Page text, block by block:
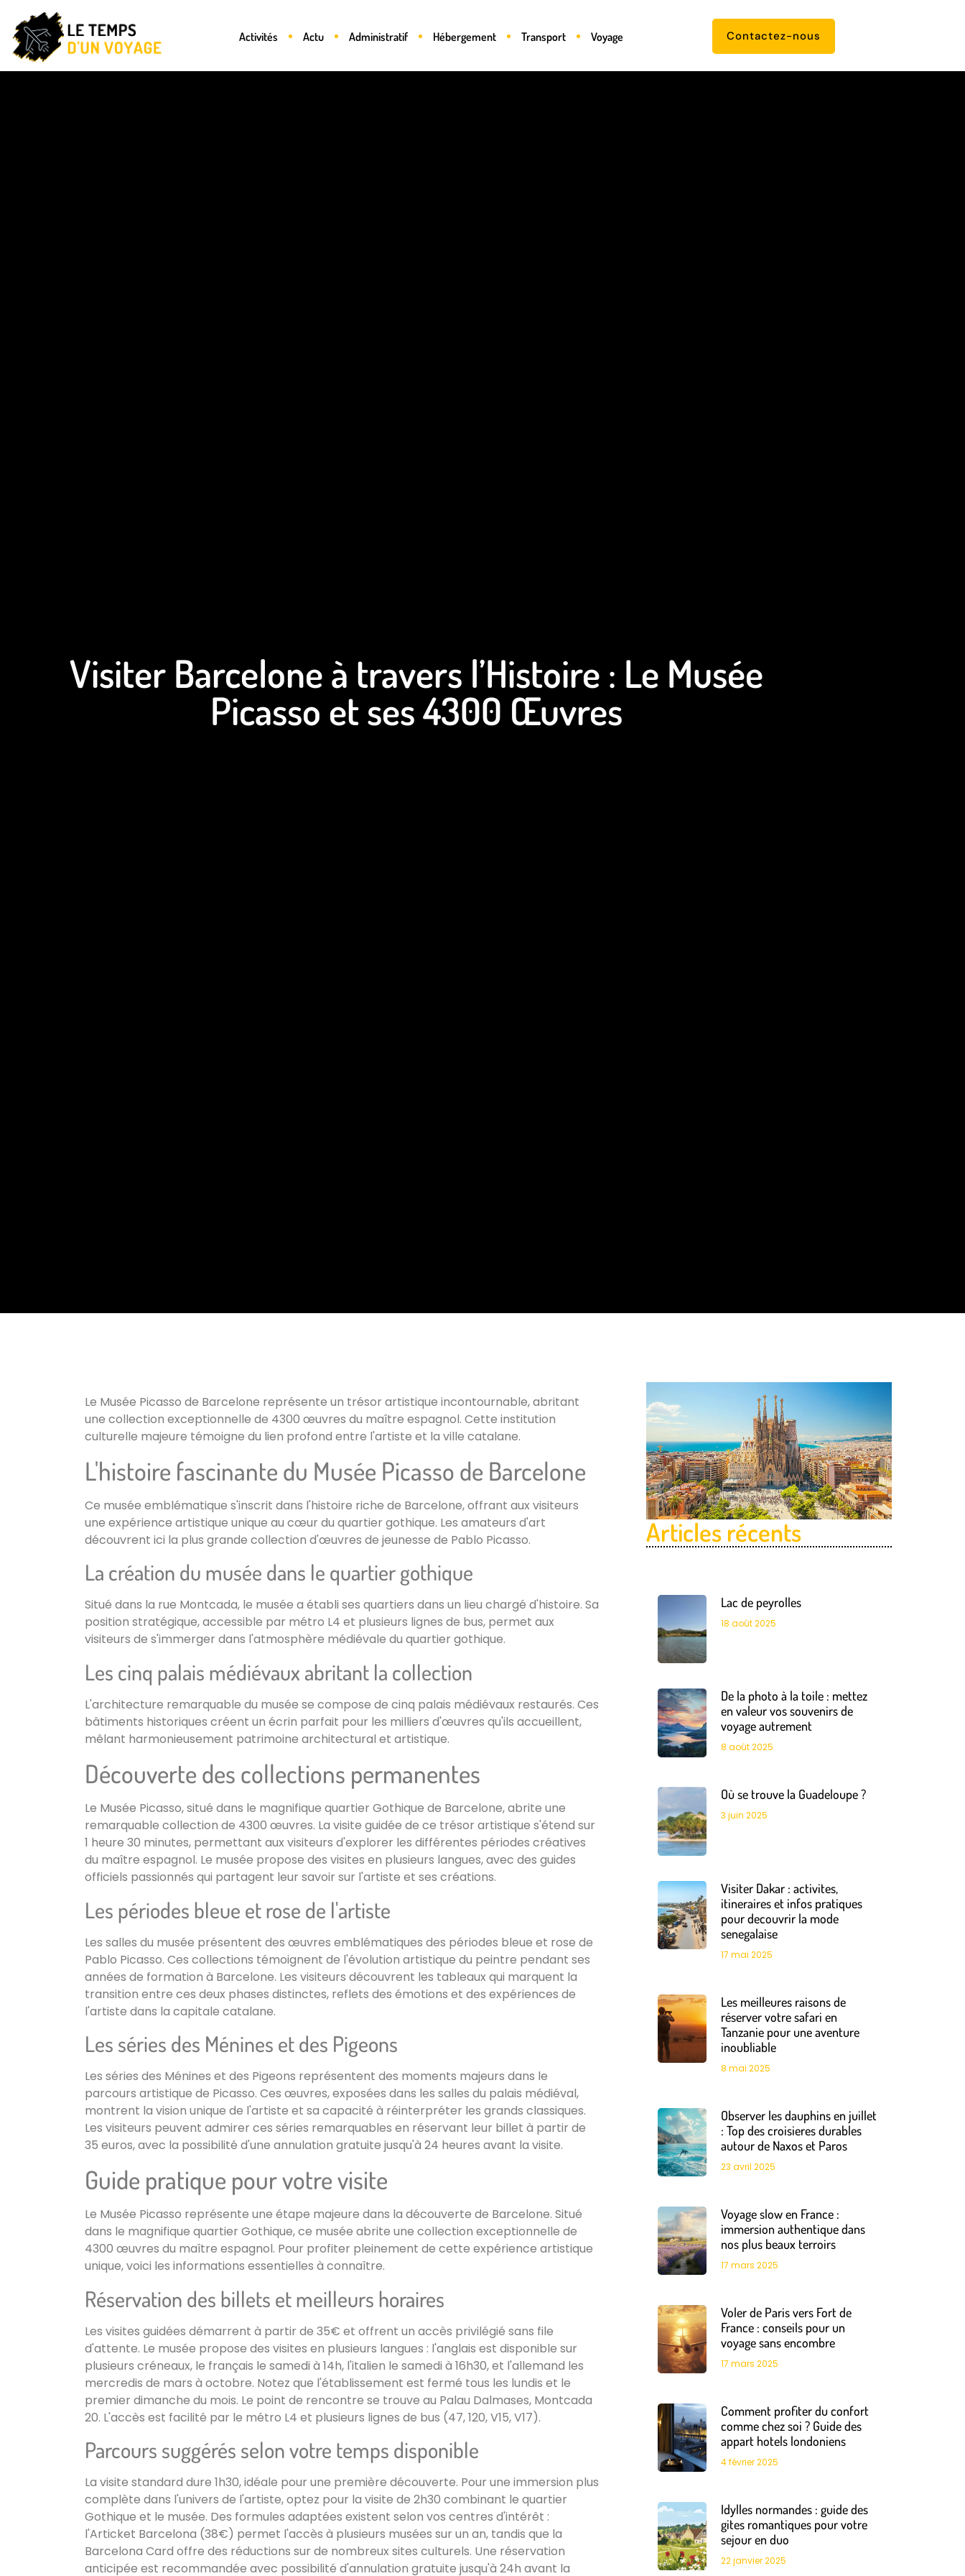
Activités Actu Administratif Hébergement Transport Voyage Contactez-nous
Visiter Barcelone à travers l’Histoire : Le Musée
Picasso et ses 4300 Œuvres
Le Musée Picasso de Barcelone représente un trésor artistique incontournable, abritant
une collection exceptionnelle de 4300 œuvres du maître espagnol. Cette institution
culturelle majeure témoigne du lien profond entre l'artiste et la ville catalane.
L'histoire fascinante du Musée Picasso de Barcelone
Ce musée emblématique s'inscrit dans l'histoire riche de Barcelone, offrant aux visiteurs
une expérience artistique unique au cœur du quartier gothique. Les amateurs d'art
découvrent ici la plus grande collection d'œuvres de jeunesse de Pablo Picasso.
La création du musée dans le quartier gothique
Situé dans la rue Montcada, le musée a établi ses quartiers dans un lieu chargé d'histoire. Sa
position stratégique, accessible par métro L4 et plusieurs lignes de bus, permet aux
visiteurs de s'immerger dans l'atmosphère médiévale du quartier gothique.
Les cinq palais médiévaux abritant la collection
L'architecture remarquable du musée se compose de cinq palais médiévaux restaurés. Ces
bâtiments historiques créent un écrin parfait pour les milliers d'œuvres qu'ils accueillent,
mêlant harmonieusement patrimoine architectural et artistique.
Découverte des collections permanentes
Le Musée Picasso, situé dans le magnifique quartier Gothique de Barcelone, abrite une
remarquable collection de 4300 œuvres. La visite guidée de ce trésor artistique s'étend sur
1 heure 30 minutes, permettant aux visiteurs d'explorer les différentes périodes créatives
du maître espagnol. Le musée propose des visites en plusieurs langues, avec des guides
officiels passionnés qui partagent leur savoir sur l'artiste et ses créations.
Les périodes bleue et rose de l'artiste
Les salles du musée présentent des œuvres emblématiques des périodes bleue et rose de
Pablo Picasso. Ces collections témoignent de l'évolution artistique du peintre pendant ses
années de formation à Barcelone. Les visiteurs découvrent les tableaux qui marquent la
transition entre ces deux phases distinctes, reflets des émotions et des expériences de
l'artiste dans la capitale catalane.
Les séries des Ménines et des Pigeons
Les séries des Ménines et des Pigeons représentent des moments majeurs dans le
parcours artistique de Picasso. Ces œuvres, exposées dans les salles du palais médiéval,
montrent la vision unique de l'artiste et sa capacité à réinterpréter les grands classiques.
Les visiteurs peuvent admirer ces séries remarquables en réservant leur billet à partir de
35 euros, avec la possibilité d'une annulation gratuite jusqu'à 24 heures avant la visite.
Guide pratique pour votre visite
Le Musée Picasso représente une étape majeure dans la découverte de Barcelone. Situé
dans le magnifique quartier Gothique, ce musée abrite une collection exceptionnelle de
4300 œuvres du maître espagnol. Pour profiter pleinement de cette expérience artistique
unique, voici les informations essentielles à connaître.
Réservation des billets et meilleurs horaires
Les visites guidées démarrent à partir de 35€ et offrent un accès privilégié sans file
d'attente. Le musée propose des visites en plusieurs langues : l'anglais est disponible sur
plusieurs créneaux, le français le samedi à 14h, l'italien le samedi à 16h30, et l'allemand les
mercredis de mars à octobre. Notez que l'établissement est fermé tous les lundis et le
premier dimanche du mois. Le point de rencontre se trouve au Palau Dalmases, Montcada
20. L'accès est facilité par le métro L4 et plusieurs lignes de bus (47, 120, V15, V17).
Parcours suggérés selon votre temps disponible
La visite standard dure 1h30, idéale pour une première découverte. Pour une immersion plus
complète dans l'univers de l'artiste, optez pour la visite de 2h30 combinant le quartier
Gothique et le musée. Des formules adaptées existent selon vos centres d'intérêt :
l'Articket Barcelona (38€) permet l'accès à plusieurs musées sur un an, tandis que la
Barcelona Card offre des réductions sur de nombreux sites culturels. Une réservation
anticipée est recommandée avec possibilité d'annulation gratuite jusqu'à 24h avant la
Articles récents
Lac de peyrolles
18 août 2025
De la photo à la toile : mettez
en valeur vos souvenirs de
voyage autrement
8 août 2025
Où se trouve la Guadeloupe ?
3 juin 2025
Visiter Dakar : activites,
itineraires et infos pratiques
pour decouvrir la mode
senegalaise
17 mai 2025
Les meilleures raisons de
réserver votre safari en
Tanzanie pour une aventure
inoubliable
8 mai 2025
Observer les dauphins en juillet
: Top des croisieres durables
autour de Naxos et Paros
23 avril 2025
Voyage slow en France :
immersion authentique dans
nos plus beaux terroirs
17 mars 2025
Voler de Paris vers Fort de
France : conseils pour un
voyage sans encombre
17 mars 2025
Comment profiter du confort
comme chez soi ? Guide des
appart hotels londoniens
4 février 2025
Idylles normandes : guide des
gites romantiques pour votre
sejour en duo
22 janvier 2025